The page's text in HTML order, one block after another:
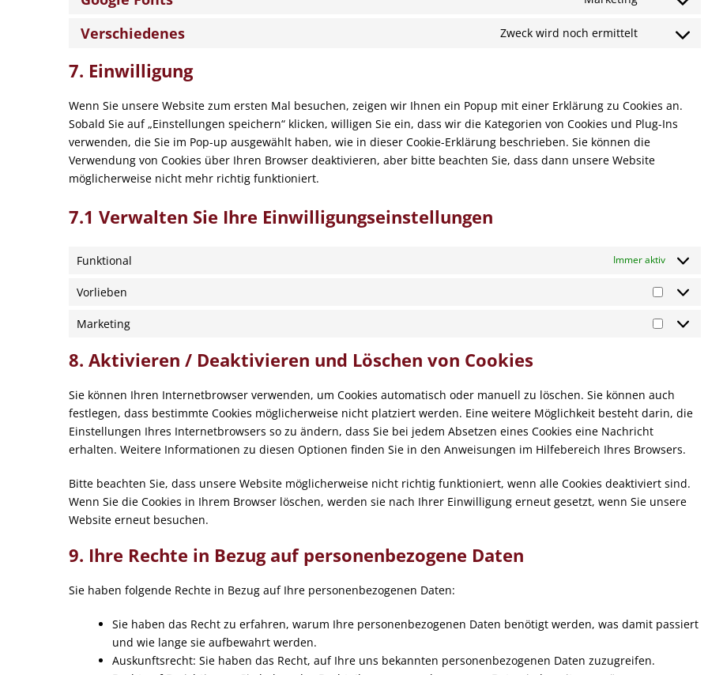
service
google-
Consent
service
Verschiedenes Zweck wird noch ermittelt
Consent
7. Einwilligung
Wenn Sie unsere Website zum ersten Mal besuchen, zeigen wir Ihnen ein Popup mit einer Erklärung zu Cookies an.
Sobald Sie auf „Einstellungen speichern“ klicken, willigen Sie ein, dass wir die Kategorien von Cookies und Plug-Ins
verwenden, die Sie im Pop-up ausgewählt haben, wie in dieser Cookie-Erklärung beschrieben. Sie können die
Verwendung von Cookies über Ihren Browser deaktivieren, aber bitte beachten Sie, dass dann unsere Website
möglicherweise nicht mehr richtig funktioniert.
7.1 Verwalten Sie Ihre Einwilligungseinstellungen
Funktional Immer aktiv
Vorlieben
Vorlieben
Marketing
8. Aktivieren / Deaktivieren und Löschen von Cookies
Sie können Ihren Internetbrowser verwenden, um Cookies automatisch oder manuell zu löschen. Sie können auch
festlegen, dass bestimmte Cookies möglicherweise nicht platziert werden. Eine weitere Möglichkeit besteht darin, die
Einstellungen Ihres Internetbrowsers so zu ändern, dass Sie bei jedem Absetzen eines Cookies eine Nachricht
erhalten. Weitere Informationen zu diesen Optionen finden Sie in den Anweisungen im Hilfebereich Ihres Browsers.
Bitte beachten Sie, dass unsere Website möglicherweise nicht richtig funktioniert, wenn alle Cookies deaktiviert sind.
Wenn Sie die Cookies in Ihrem Browser löschen, werden sie nach Ihrer Einwilligung erneut gesetzt, wenn Sie unsere
Website erneut besuchen.
9. Ihre Rechte in Bezug auf personenbezogene Daten
Sie haben folgende Rechte in Bezug auf Ihre personenbezogenen Daten:
Sie haben das Recht zu erfahren, warum Ihre personenbezogenen Daten benötigt werden, was damit passiert
und wie lange sie aufbewahrt werden.
Auskunftsrecht: Sie haben das Recht, auf Ihre uns bekannten personenbezogenen Daten zuzugreifen.